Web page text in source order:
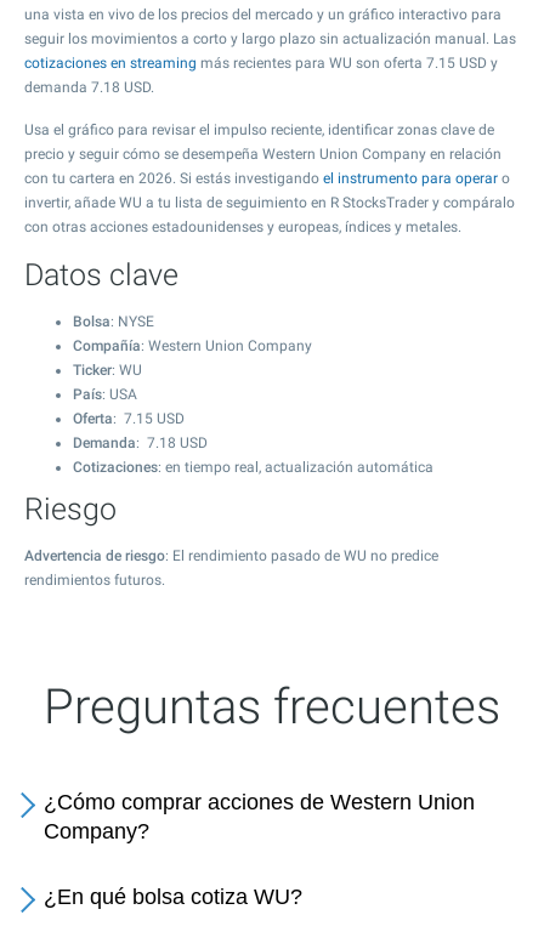
una vista en vivo de los precios del mercado y un gráfico interactivo para
seguir los movimientos a corto y largo plazo sin actualización manual. Las
cotizaciones en streaming más recientes para WU son oferta 7.15 USD y
demanda 7.18 USD.
Usa el gráfico para revisar el impulso reciente, identificar zonas clave de
precio y seguir cómo se desempeña Western Union Company en relación
con tu cartera en 2026. Si estás investigando el instrumento para operar o
invertir, añade WU a tu lista de seguimiento en R StocksTrader y compáralo
con otras acciones estadounidenses y europeas, índices y metales.
Datos clave
Bolsa: NYSE
Compañía: Western Union Company
Ticker: WU
País: USA
Oferta: 7.15 USD
Demanda: 7.18 USD
Cotizaciones: en tiempo real, actualización automática
Riesgo
Advertencia de riesgo: El rendimiento pasado de WU no predice
rendimientos futuros.
Preguntas frecuentes
¿Cómo comprar acciones de Western Union
Company?
¿En qué bolsa cotiza WU?